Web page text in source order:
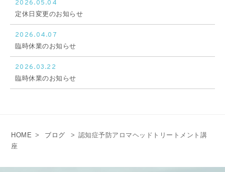
2026.05.04
定休日変更のお知らせ
2026.04.07
臨時休業のお知らせ
2026.03.22
臨時休業のお知らせ
HOME > ブログ > 認知症予防アロマヘッドトリートメント講
座